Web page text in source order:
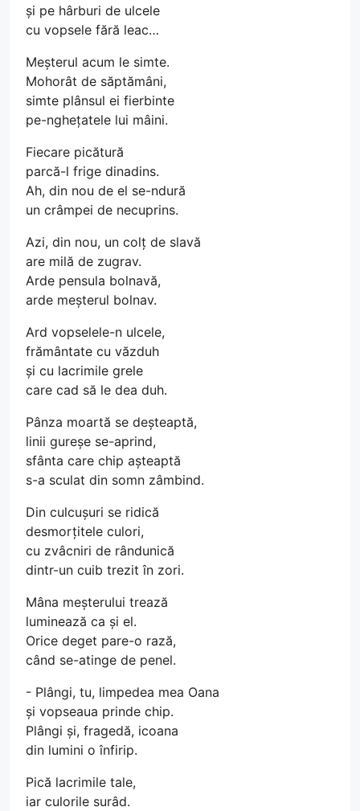
și pe hârburi de ulcele
cu vopsele fără leac…
Meșterul acum le simte.
Mohorât de săptămâni,
simte plânsul ei fierbinte
pe-nghețatele lui mâini.
Fiecare picătură
parcă-l frige dinadins.
Ah, din nou de el se-ndură
un crâmpei de necuprins.
Azi, din nou, un colț de slavă
are milă de zugrav.
Arde pensula bolnavă,
arde meșterul bolnav.
Ard vopselele-n ulcele,
frământate cu văzduh
și cu lacrimile grele
care cad să le dea duh.
Pânza moartă se deșteaptă,
linii gureșe se-aprind,
sfânta care chip așteaptă
s-a sculat din somn zâmbind.
Din culcușuri se ridică
desmorțitele culori,
cu zvâcniri de rândunică
dintr-un cuib trezit în zori.
Mâna meșterului trează
luminează ca și el.
Orice deget pare-o rază,
când se-atinge de penel.
- Plângi, tu, limpedea mea Oana
și vopseaua prinde chip.
Plângi și, fragedă, icoana
din lumini o înfirip.
Pică lacrimile tale,
iar culorile surâd.